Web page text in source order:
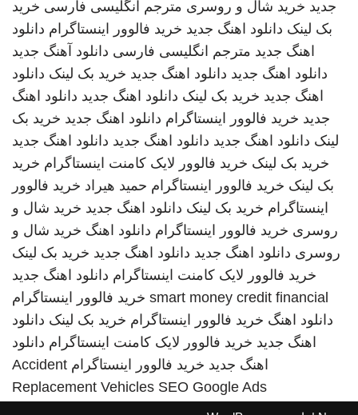
جدید خرید شال و روسری مترجم انگلیسی فارسی خرید
بک لینک دانلود اهنگ جدید خرید فالوور اینستاگرام دانلود
اهنگ جدید مترجم انگلیسی فارسی دانلود آهنگ جدید
دانلود اهنگ جدید دانلود اهنگ جدید خرید بک لینک دانلود
اهنگ جدید خرید بک لینک دانلود اهنگ جدید دانلود اهنگ
جدید خرید فالوور اینستاگرام دانلود اهنگ جدید خرید بک
لینک دانلود اهنگ جدید دانلود اهنگ جدید دانلود اهنگ جدید
خرید بک لینک خرید فالوور لایک کامنت اینستاگرام خرید
بک لینک خرید فالوور اینستاگرام حمید هیراد خرید فالوور
اینستاگرام خرید بک لینک دانلود اهنگ جدید خرید شال و
روسری خرید فالوور اینستاگرام دانلود اهنگ خرید شال و
روسری دانلود اهنگ جدید دانلود اهنگ جدید خرید بک لینک
خرید فالوور لایک کامنت اینستاگرام دانلود اهنگ جدید
smart money credit financial خرید فالوور اینستاگرام
دانلود اهنگ خرید فالوور اینستاگرام خرید بک لینک دانلود
اهنگ جدید خرید فالوور لایک کامنت اینستاگرام دانلود
اهنگ جدید خرید فالوور اینستاگرام Accident
Replacement Vehicles SEO Google Ads